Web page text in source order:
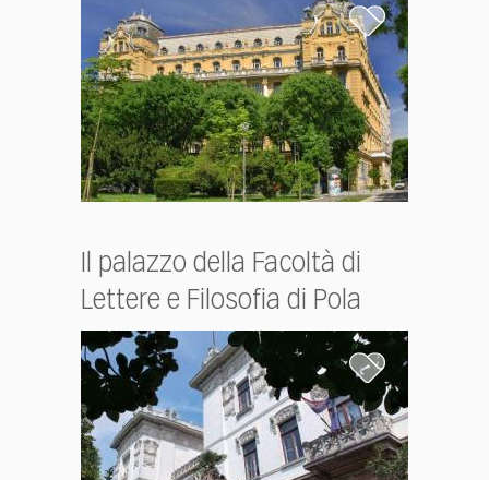
Il palazzo della Facoltà di
Lettere e Filosofia di Pola